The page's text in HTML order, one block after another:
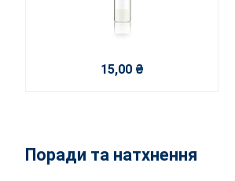
15,00 ₴
Поради та натхнення